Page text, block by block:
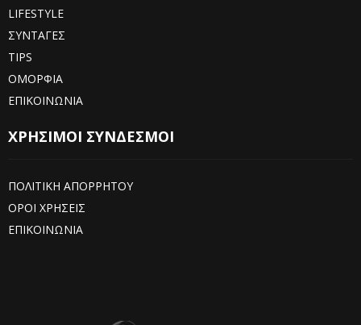
LIFESTYLE
ΣΥΝΤΑΓΕΣ
TIPS
ΟΜΟΡΦΙΑ
ΕΠΙΚΟΙΝΩΝΙΑ
ΧΡΗΣΙΜΟΙ ΣΥΝΔΕΣΜΟΙ
ΠΟΛΙΤΙΚΗ ΑΠΟΡΡΗΤΟΥ
ΟΡΟΙ ΧΡΗΣΕΙΣ
ΕΠΙΚΟΙΝΩΝΙΑ